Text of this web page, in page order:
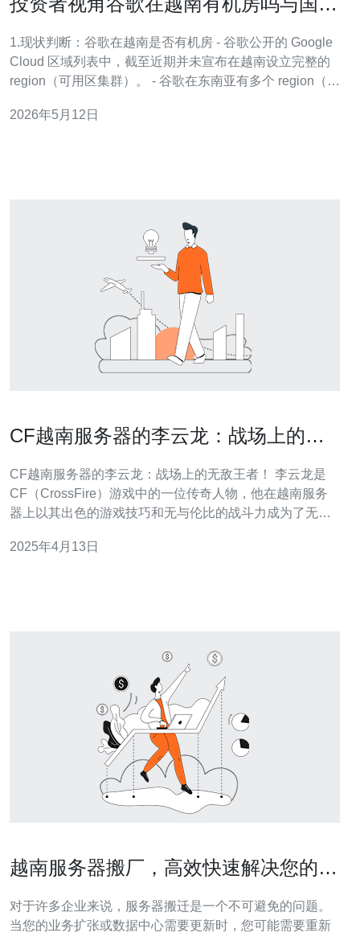
1.现状判断：谷歌在越南是否有机房 - 谷歌公开的 Google
Cloud 区域列表中，截至近期并未宣布在越南设立完整的
region（可用区集群）。 - 谷歌在东南亚有多个 region（如
这些 region 对越南用户提供主要云服务可用性。 - 尽管没
2026年5月12日
CF越南服务器的李云龙：战场上的无
CF越南服务器的李云龙：战场上的无敌王者！ 李云龙是
CF（CrossFire）游戏中的一位传奇人物，他在越南服务
器上以其出色的游戏技巧和无与伦比的战斗力成为了无敌
现。 李云龙从小就对游戏充满了兴趣，他热衷于各种战争
2025年4月13日
越南服务器搬厂，高效快速解决您的需
对于许多企业来说，服务器搬迁是一个不可避免的问题。
当您的业务扩张或数据中心需要更新时，您可能需要重新